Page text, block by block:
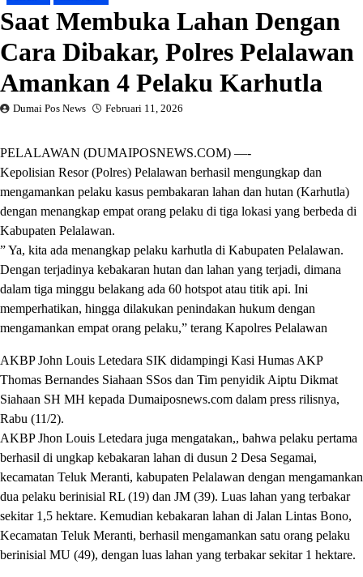
Saat Membuka Lahan Dengan
Cara Dibakar, Polres Pelalawan
Amankan 4 Pelaku Karhutla
Dumai Pos News Februari 11, 2026
PELALAWAN (DUMAIPOSNEWS.COM) —-
Kepolisian Resor (Polres) Pelalawan berhasil mengungkap dan
mengamankan pelaku kasus pembakaran lahan dan hutan (Karhutla)
dengan menangkap empat orang pelaku di tiga lokasi yang berbeda di
Kabupaten Pelalawan.
” Ya, kita ada menangkap pelaku karhutla di Kabupaten Pelalawan.
Dengan terjadinya kebakaran hutan dan lahan yang terjadi, dimana
dalam tiga minggu belakang ada 60 hotspot atau titik api. Ini
memperhatikan, hingga dilakukan penindakan hukum dengan
mengamankan empat orang pelaku,” terang Kapolres Pelalawan
AKBP John Louis Letedara SIK didampingi Kasi Humas AKP
Thomas Bernandes Siahaan SSos dan Tim penyidik Aiptu Dikmat
Siahaan SH MH kepada Dumaiposnews.com dalam press rilisnya,
Rabu (11/2).
AKBP Jhon Louis Letedara juga mengatakan,, bahwa pelaku pertama
berhasil di ungkap kebakaran lahan di dusun 2 Desa Segamai,
kecamatan Teluk Meranti, kabupaten Pelalawan dengan mengamankan
dua pelaku berinisial RL (19) dan JM (39). Luas lahan yang terbakar
sekitar 1,5 hektare. Kemudian kebakaran lahan di Jalan Lintas Bono,
Kecamatan Teluk Meranti, berhasil mengamankan satu orang pelaku
berinisial MU (49), dengan luas lahan yang terbakar sekitar 1 hektare.